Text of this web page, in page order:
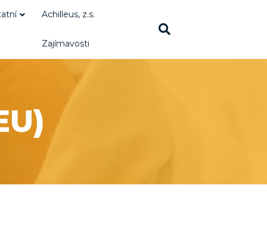
Achilleus, z.s.
Zajímavosti